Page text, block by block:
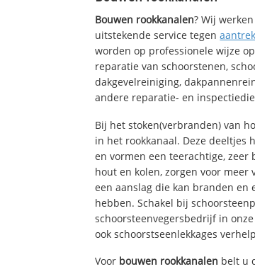
Bouwen rookkanalen? Wij
uitstekende service tegen
worden op professionele wijze
reparatie van schoorstenen,
dakgevelreiniging,
andere reparatie- en
Bij het stoken(verbranden) van
in het rookkanaal. Deze deeltjes
en vormen een teerachtige, zeer
hout en kolen, zorgen voor meer
een aanslag die kan branden en
hebben. Schakel bij
schoorsteenvegersbedrijf in
ook schoorstseenlekkages
Voor bouwen rookkanalen belt u